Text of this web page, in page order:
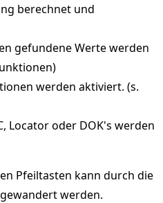
berechnet und
gefundene Werte werden
werden aktiviert. (s.
Locator oder DOK's werden
Pfeiltasten kann durch die
werden.